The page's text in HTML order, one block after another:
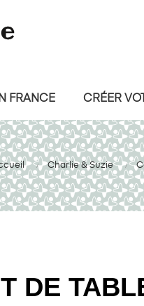
FRANCE CRÉER
Charlie & Suzie
DE